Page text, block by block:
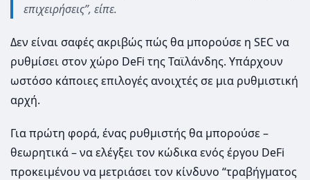
επιχειρήσεις”, είπε.
Δεν είναι σαφές ακριβώς πώς θα μπορούσε η SEC να
ρυθμίσει στον χώρο DeFi της Ταϊλάνδης. Υπάρχουν
ωστόσο κάποιες επιλογές ανοιχτές σε μια ρυθμιστική
αρχή.
Για πρώτη φορά, ένας ρυθμιστής θα μπορούσε –
θεωρητικά – να ελέγξει τον κώδικα ενός έργου DeFi
προκειμένου να μετριάσει τον κίνδυνο “τραβήγματος